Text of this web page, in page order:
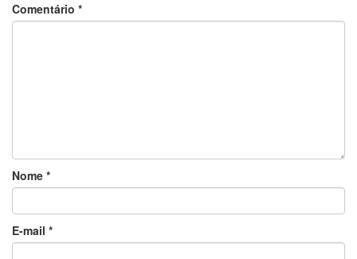
Comentário *
Nome *
E-mail *